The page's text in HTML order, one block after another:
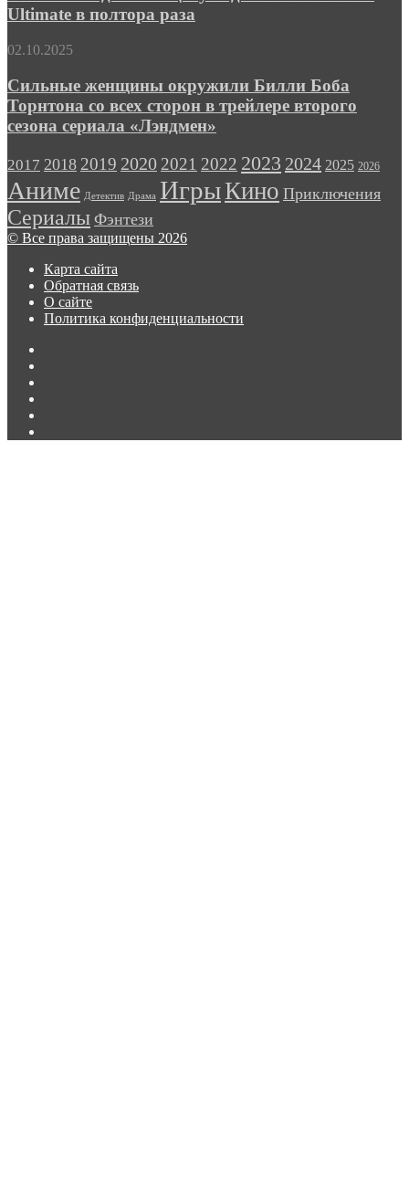
подписки
Game
Ultimate
полтора
раза
Ultimate в полтора раза
Сильные
окружили
Билли
Боба
Торнтона
всех
сторон
в
трейлере
второго
сезона
сериала
«Лэндмен»
02.10.2025
Сильные женщины окружили Билли Боба
Торнтона со всех сторон в трейлере второго
сезона сериала «Лэндмен»
2017 2018 2019 2020 2021 2022 2023 2024 2025 2026
Аниме Детектив Драма ИгрыКино Приключения
Сериалы Фэнтези
© Все права защищены 2026
Карта сайта
Обратная связь
О сайте
Политика конфиденциальности